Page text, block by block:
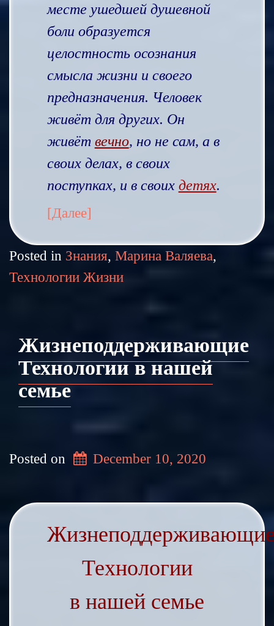
месте ушедшей душевной
боли образуется
целостность осознания
смысла жизни и своего
предназначения. Человек
живёт для других. Он
живёт вечно, но не сам, а в
своих делах, в своих
поступках, и в своих детях.
[Далее]
Posted in Знания, Марина Валяева,
Технологии Жизни
Жизнеподдерживающие
Технологии в нашей
семье
Posted on December 10, 2020
Технологии
в нашей семье